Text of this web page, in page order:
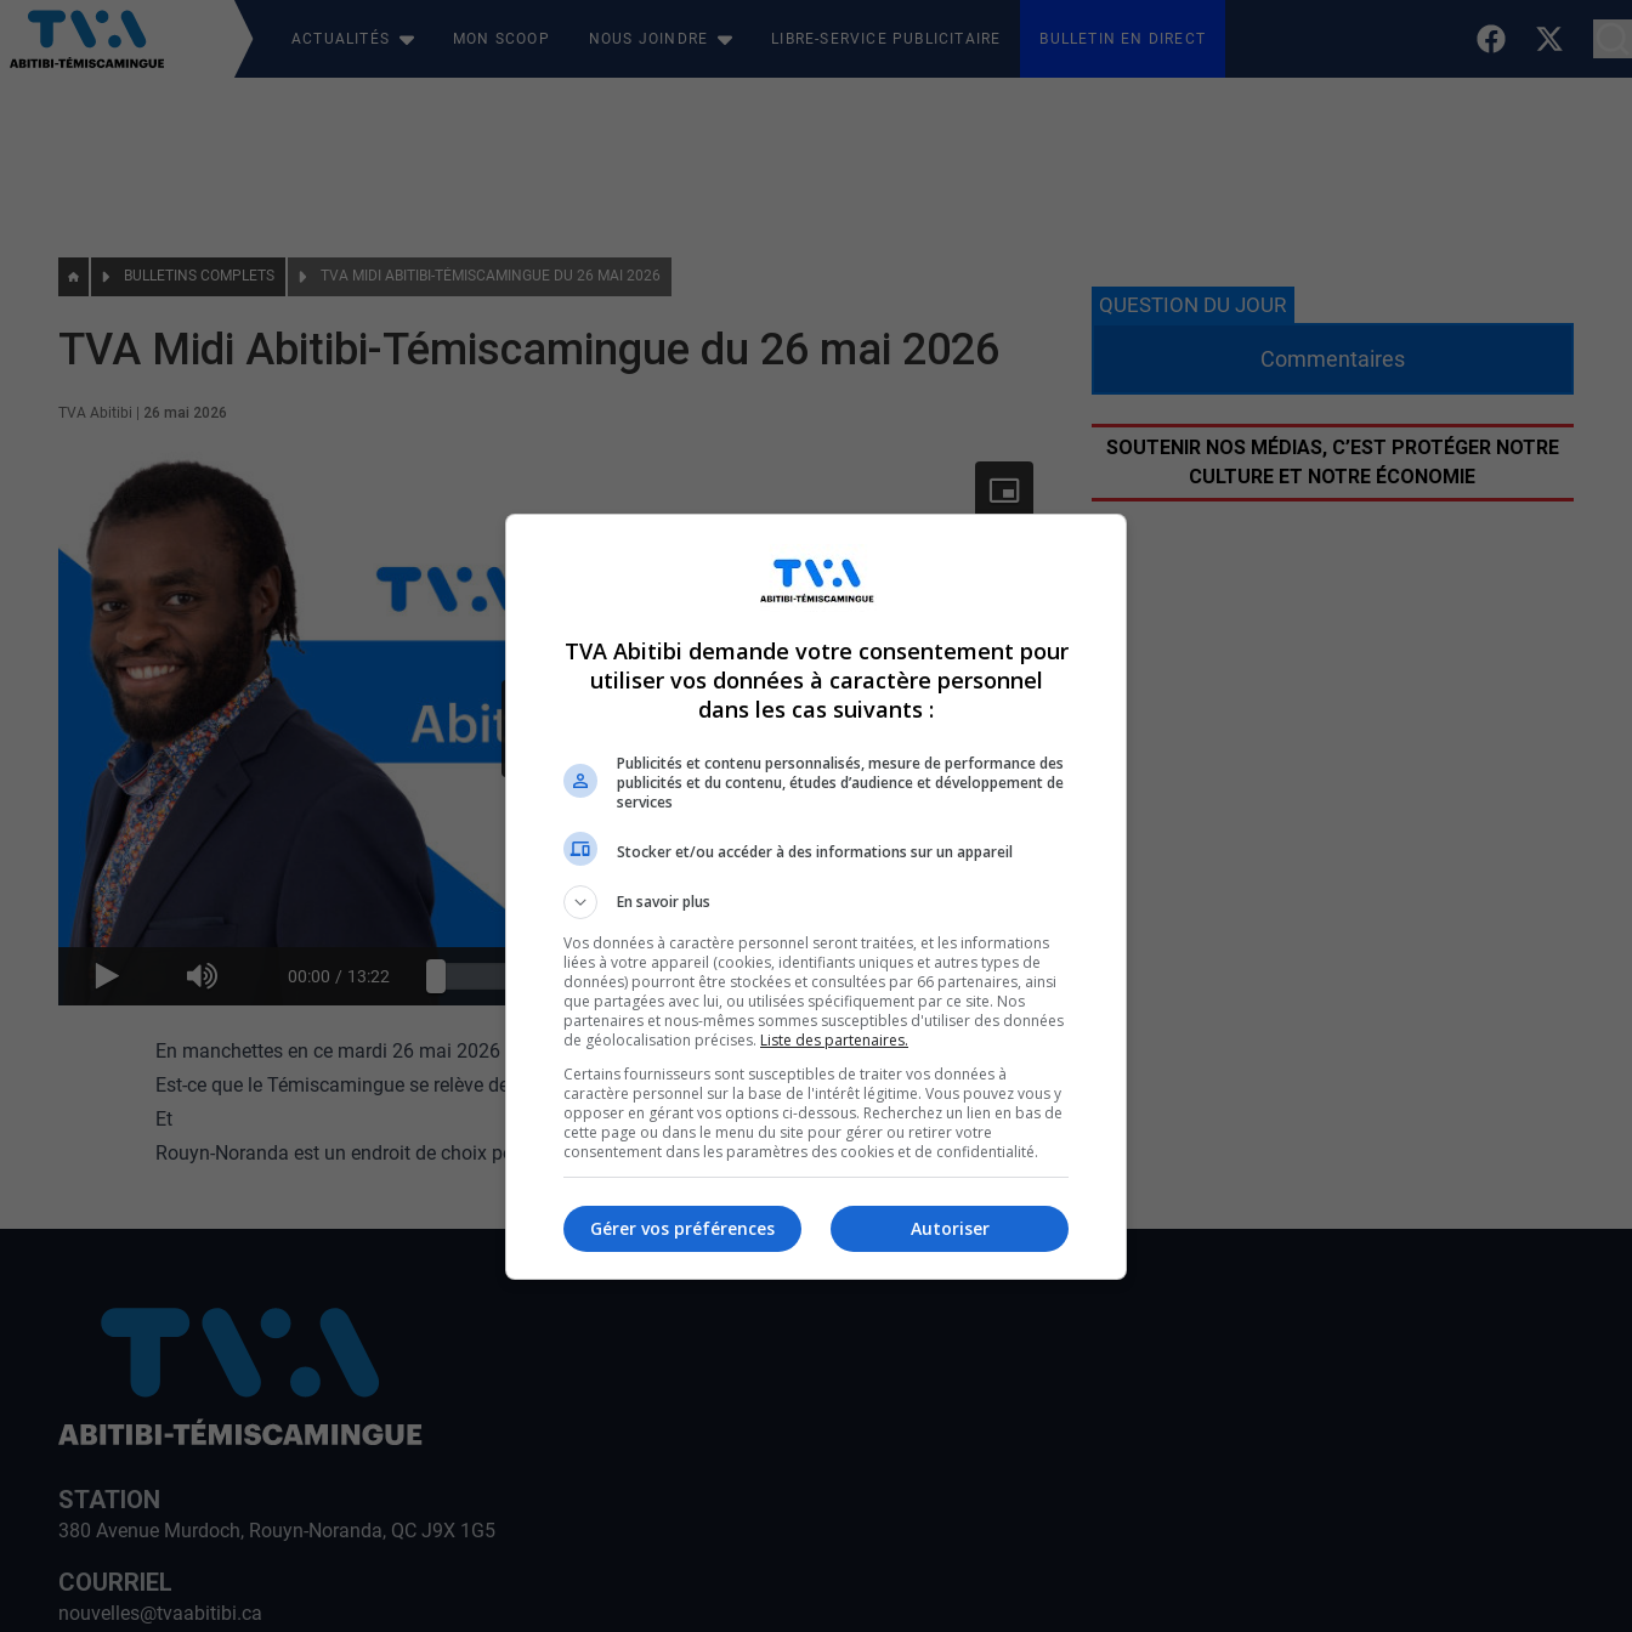
ACTUALITÉS MON SCOOP NOUS JOINDRE LIBRE-SERVICE PUBLICITAIRE BULLETIN EN DIRECT
BULLETINS COMPLETS TVA MIDI ABITIBI-TÉMISCAMINGUE DU 26 MAI 2026
TVA Midi Abitibi-Témiscamingue du 26 mai 2026
TVA Abitibi 26 mai 2026
00:00 / 13:22
En manchettes en ce mardi 26 mai 2026 :
Est-ce que le Témiscamingue se relève de la perte de son usine?
Et
Rouyn-Noranda est un endroit de choix pour construire une famille.
QUESTION DU JOUR
Commentaires
SOUTENIR NOS MÉDIAS, C’EST PROTÉGER NOTRE
CULTURE ET NOTRE ÉCONOMIE
STATION
380 Avenue Murdoch, Rouyn-Noranda, QC J9X 1G5
COURRIEL
nouvelles@tvaabitibi.ca
TVA Abitibi demande votre consentement pour
utiliser vos données à caractère personnel
dans les cas suivants :
Publicités et contenu personnalisés, mesure de performance des
publicités et du contenu, études d’audience et développement de
services
Stocker et/ou accéder à des informations sur un appareil
En savoir plus
Vos données à caractère personnel seront traitées, et les informations
liées à votre appareil (cookies, identifiants uniques et autres types de
données) pourront être stockées et consultées par 66 partenaires, ainsi
que partagées avec lui, ou utilisées spécifiquement par ce site. Nos
partenaires et nous-mêmes sommes susceptibles d'utiliser des données
de géolocalisation précises. Liste des partenaires.
Certains fournisseurs sont susceptibles de traiter vos données à
caractère personnel sur la base de l'intérêt légitime. Vous pouvez vous y
opposer en gérant vos options ci-dessous. Recherchez un lien en bas de
cette page ou dans le menu du site pour gérer ou retirer votre
consentement dans les paramètres des cookies et de confidentialité.
Autoriser
Gérer vos préférences